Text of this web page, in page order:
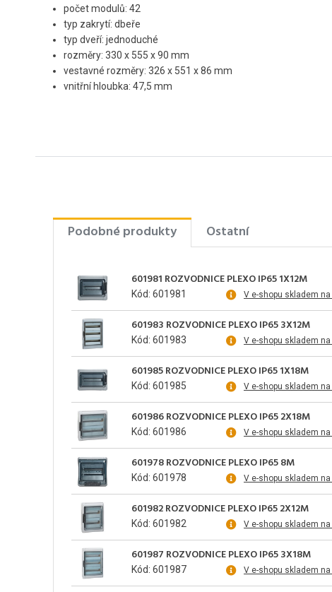
počet modulů: 42
typ zakrytí: dbeře
typ dveří: jednoduché
rozměry: 330 x 555 x 90 mm
vestavné rozměry: 326 x 551 x 86 mm
vnitřní hloubka: 47,5 mm
Podobné produkty Ostatní
601981 ROZVODNICE PLEXO IP65 1X12M
Kód: 601981 V e-shopu skladem
601983 ROZVODNICE PLEXO IP65 3X12M
Kód: 601983 V e-shopu skladem
601985 ROZVODNICE PLEXO IP65 1X18M
Kód: 601985 V e-shopu skladem
601986 ROZVODNICE PLEXO IP65 2X18M
Kód: 601986 V e-shopu skladem
601978 ROZVODNICE PLEXO IP65 8M
Kód: 601978 V e-shopu skladem
601982 ROZVODNICE PLEXO IP65 2X12M
Kód: 601982 V e-shopu skladem
601987 ROZVODNICE PLEXO IP65 3X18M
Kód: 601987 V e-shopu skladem